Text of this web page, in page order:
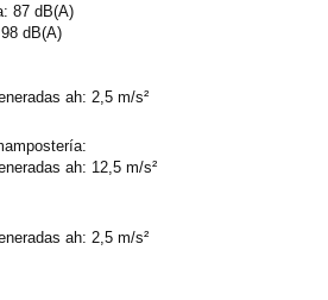
87 dB(A)
dB(A)
ah: 2,5 m/s²
ah: 12,5 m/s²
ah: 2,5 m/s²